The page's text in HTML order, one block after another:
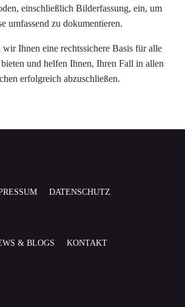
einschließlich Bilderfassung, ein, um
umfassend zu dokumentieren.
Ihnen eine rechtssichere Basis für alle
und helfen Ihnen, Ihren Fall in allen
erfolgreich abzuschließen.
DATENSCHUTZ
& BLOGS KONTAKT